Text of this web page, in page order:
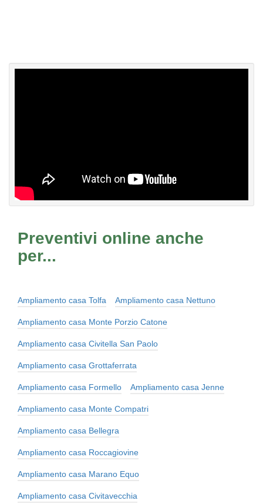
Preventivi online anche
per...
Ampliamento casa Tolfa Ampliamento casa Nettuno
Ampliamento casa Monte Porzio Catone
Ampliamento casa Civitella San Paolo
Ampliamento casa Grottaferrata
Ampliamento casa Formello Ampliamento casa Jenne
Ampliamento casa Monte Compatri
Ampliamento casa Bellegra
Ampliamento casa Roccagiovine
Ampliamento casa Marano Equo
Ampliamento casa Civitavecchia